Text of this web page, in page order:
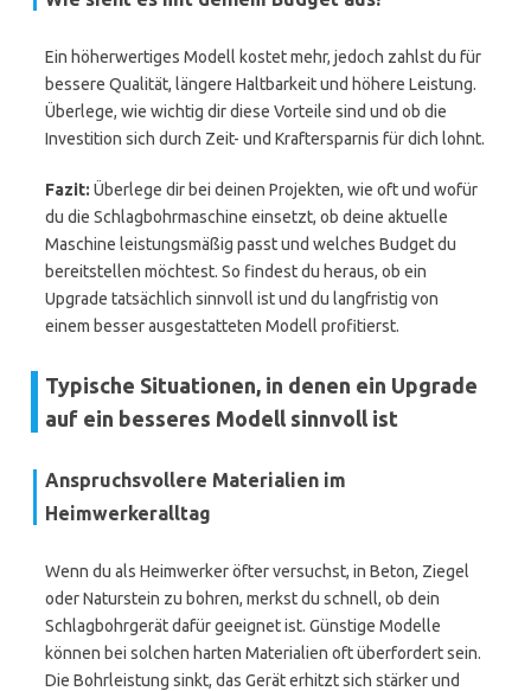
Ein höherwertiges Modell kostet mehr, jedoch zahlst du für
bessere Qualität, längere Haltbarkeit und höhere Leistung.
Überlege, wie wichtig dir diese Vorteile sind und ob die
Investition sich durch Zeit- und Kraftersparnis für dich lohnt.
Fazit: Überlege dir bei deinen Projekten, wie oft und wofür
du die Schlagbohrmaschine einsetzt, ob deine aktuelle
Maschine leistungsmäßig passt und welches Budget du
bereitstellen möchtest. So findest du heraus, ob ein
Upgrade tatsächlich sinnvoll ist und du langfristig von
einem besser ausgestatteten Modell profitierst.
Typische Situationen, in denen ein Upgrade
auf ein besseres Modell sinnvoll ist
Anspruchsvollere Materialien im
Heimwerkeralltag
Wenn du als Heimwerker öfter versuchst, in Beton, Ziegel
oder Naturstein zu bohren, merkst du schnell, ob dein
Schlagbohrgerät dafür geeignet ist. Günstige Modelle
können bei solchen harten Materialien oft überfordert sein.
Die Bohrleistung sinkt, das Gerät erhitzt sich stärker und